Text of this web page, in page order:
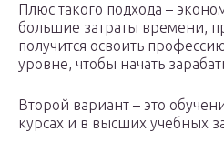
Плюс такого подхода –
большие затраты времени,
получится освоить
уровне, чтобы начать
Второй вариант – это
курсах и в высших учебных